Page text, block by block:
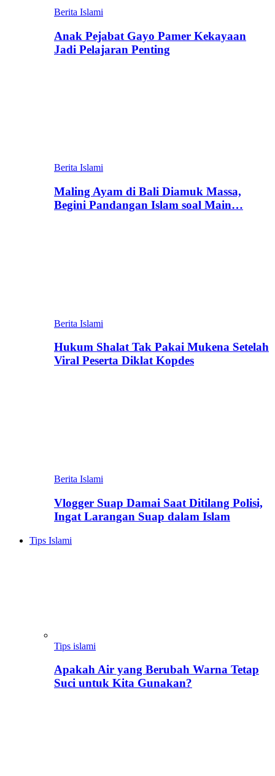
Berita Islami
Anak Pejabat Gayo Pamer Kekayaan
Jadi Pelajaran Penting
Berita Islami
Maling Ayam di Bali Diamuk Massa,
Begini Pandangan Islam soal Main…
Berita Islami
Hukum Shalat Tak Pakai Mukena Setelah
Viral Peserta Diklat Kopdes
Berita Islami
Vlogger Suap Damai Saat Ditilang Polisi,
Ingat Larangan Suap dalam Islam
Tips Islami
Tips islami
Apakah Air yang Berubah Warna Tetap
Suci untuk Kita Gunakan?